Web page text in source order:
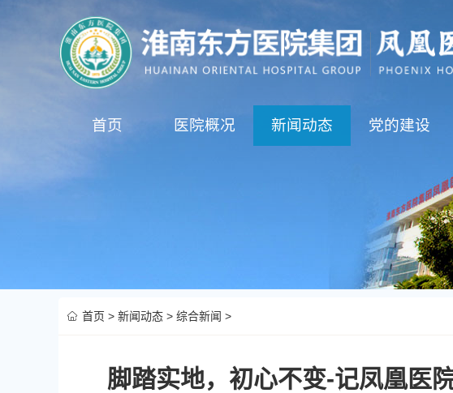
首页 医院概况 新闻动态 党的建设
首页 > 新闻动态 > 综合新闻 >
脚踏实地，初心不变-记凤凰医